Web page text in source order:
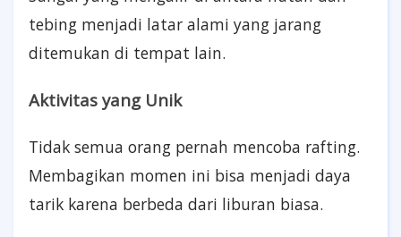
tebing menjadi latar alami yang jarang
ditemukan di tempat lain.
Aktivitas yang Unik
Tidak semua orang pernah mencoba rafting.
Membagikan momen ini bisa menjadi daya
tarik karena berbeda dari liburan biasa.